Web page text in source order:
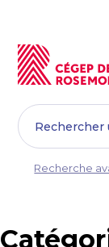
Recherche